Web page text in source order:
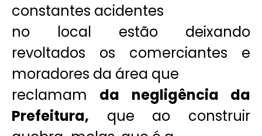
constantes acidentes
no local estão deixando
revoltados os comerciantes e
moradores da área que
reclamam da negligência da
Prefeitura, que ao construir